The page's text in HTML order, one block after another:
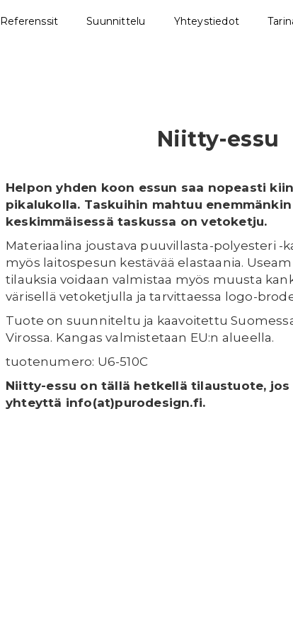
Referenssit Suunnittelu Yhteystiedot
Niitty-essu
Helpon yhden koon essun saa nopeasti
pikalukolla. Taskuihin mahtuu enemmänkin
keskimmäisessä taskussa on vetoketju.
Materiaalina joustava puuvillasta-polyesteri -
myös laitospesun kestävää elastaania.
tilauksia voidaan valmistaa myös muusta
värisellä vetoketjulla ja tarvittaessa logo-
Tuote on suunniteltu ja kaavoitettu
Virossa. Kangas valmistetaan EU:n alueella.
tuotenumero: U6-510C
Niitty-essu on tällä hetkellä tilaustuote,
yhteyttä info(at)purodesign.fi.